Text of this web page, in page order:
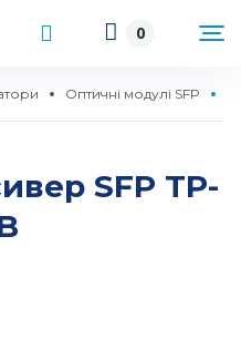
0
Оптичні модулі SFP
SFP TP-